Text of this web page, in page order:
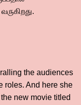
the audiences
roles. And here she
new movie titled